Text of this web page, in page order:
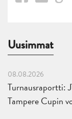
Uusimmat
08.08.2026
Turnausraportti:
Tampere Cupin